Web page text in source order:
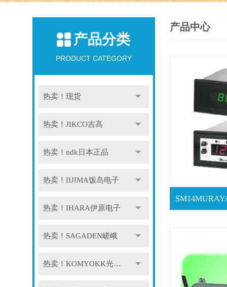
产品分类
PRODUCT CATEGORY
热卖！现货
热卖！JIKCO吉高
热卖！ndk日本正品
热卖！IIJIMA饭岛电子
热卖！IHARA伊原电子
热卖！SAGADEN嵯峨
热卖！KOMYOKK光明理化
产品中心